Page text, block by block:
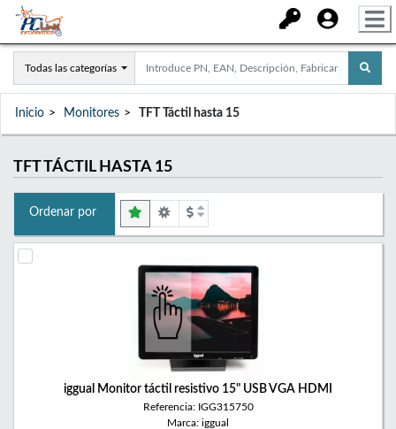
Todas las categorías
Inicio Monitores TFT Táctil hasta 15
TFT TÁCTIL HASTA 15
Ordenar por
iggual Monitor táctil resistivo 15" USB VGA HDMI
Referencia: IGG315750
Marca: iggual